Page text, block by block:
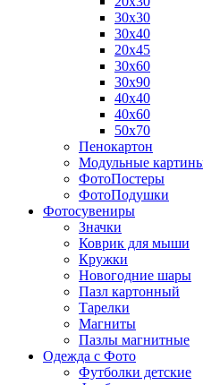
30х30
30х40
20х45
30х60
30х90
40х40
40х60
50х70
Пенокартон
Модульные
ФотоПостеры
ФотоПодушки
Фотоcувениры
Значки
Коврик для мыши
Кружки
Новогодние шары
Пазл картонный
Тарелки
Магниты
Пазлы магнитные
Одежда с Фото
Футболки детские